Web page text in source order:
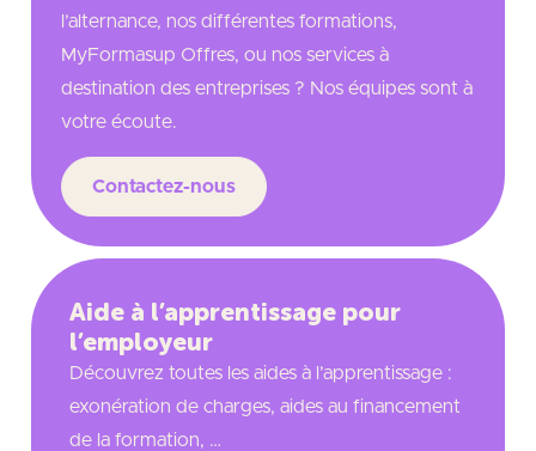
l’alternance, nos différentes formations,
MyFormasup Offres, ou nos services à
destination des entreprises ? Nos équipes sont à
votre écoute.
Contactez-nous
Aide à l’apprentissage pour
l’employeur
Découvrez toutes les aides à l’apprentissage :
exonération de charges, aides au financement
de la formation, …